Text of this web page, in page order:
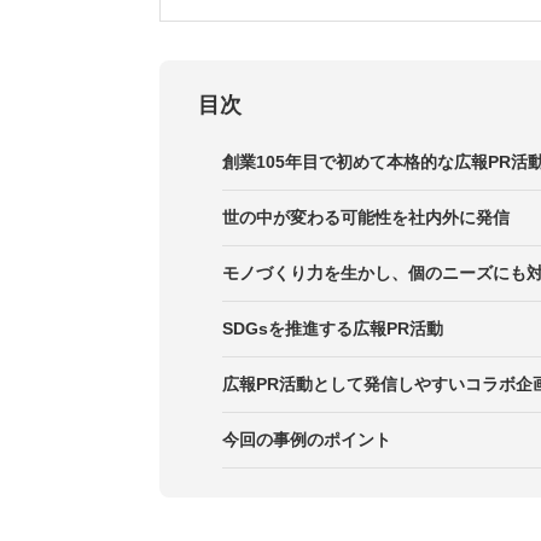
目次
創業105年目で初めて本格的な広報PR活
世の中が変わる可能性を社内外に発信
モノづくり力を生かし、個のニーズにも
SDGsを推進する広報PR活動
広報PR活動として発信しやすいコラボ企
今回の事例のポイント